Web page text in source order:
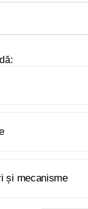
și mecanisme